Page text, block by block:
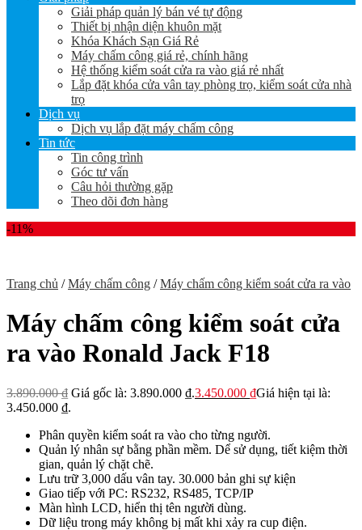
Giải pháp quản lý bán vé tự động
Thiết bị nhận diện khuôn mặt
Khóa Khách Sạn Giá Rẻ
Máy chấm công giá rẻ, chính hãng
Hệ thống kiểm soát cửa ra vào giá rẻ nhất
Lắp đặt khóa cửa vân tay phòng trọ, kiểm soát cửa nhà
trọ
Dịch vụ
Dịch vụ lắp đặt máy chấm công
Tin tức
Tin công trình
Góc tư vấn
Câu hỏi thường gặp
Theo dõi đơn hàng
-11%
Trang chủ / Máy chấm công / Máy chấm công kiểm soát cửa ra vào
Máy chấm công kiểm soát cửa
ra vào Ronald Jack F18
3.890.000₫ Giá gốc là: 3.890.000 ₫.3.450.000 ₫Giá hiện tại là:
3.450.000 ₫.
Phân quyền kiểm soát ra vào cho từng người.
Quản lý nhân sự bằng phần mềm. Dể sử dụng, tiết kiệm thời
gian, quản lý chặt chẽ.
Lưu trữ 3,000 dấu vân tay. 30.000 bản ghi sự kiện
Giao tiếp với PC: RS232, RS485, TCP/IP
Màn hình LCD, hiển thị tên người dùng.
Dữ liệu trong máy không bị mất khi xảy ra cup điện.